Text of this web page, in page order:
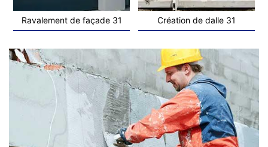
Ravalement de façade 31 Création de dalle 31